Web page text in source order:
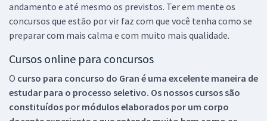
andamento e até mesmo os previstos. Ter em mente os
concursos que estão por vir faz com que você tenha como se
preparar com mais calma e com muito mais qualidade.
Cursos online para concursos
O curso para concurso do Gran é uma excelente maneira de
estudar para o processo seletivo. Os nossos cursos são
constituídos por módulos elaborados por um corpo